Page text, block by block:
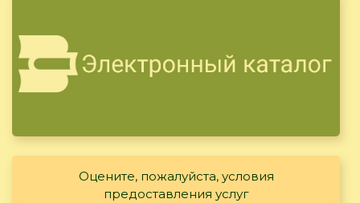
Оцените, пожалуйста, условия
предоставления услуг